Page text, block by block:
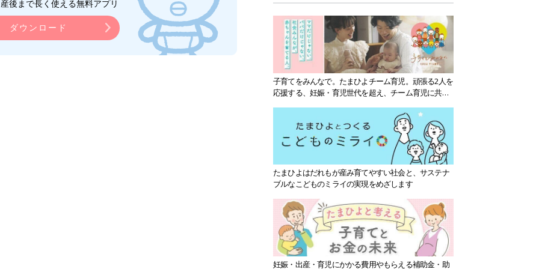
後まで長く使える無料アプリ
ダウンロード
子育てをみんなで。たまひよチーム育児。頑張る2人を
応援する、妊娠・育児世代を超え、チーム育児に共感
たまひよはだれもが産み育てやすい社会と、サステナ
ブルなこどものミライの実現をめざします
妊娠・出産・育児にかかる費用やもらえる補助金・助